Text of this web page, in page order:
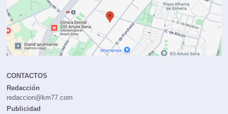
CONTACTOS
Redacción
redaccion@km77.com
Publicidad